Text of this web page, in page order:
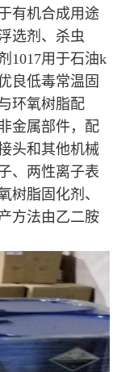
有机合成用途
选剂、杀虫
1017用于石油k
良低毒常温固
环氧树脂配
金属部件，配
头和其他机械
、两性离子表
树脂固化剂、
方法由乙二胺